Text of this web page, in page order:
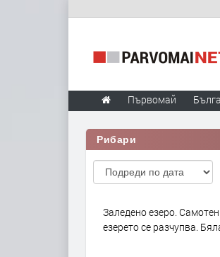
Първомай
Рибари
Заледено езеро.
езерето се разчупва.